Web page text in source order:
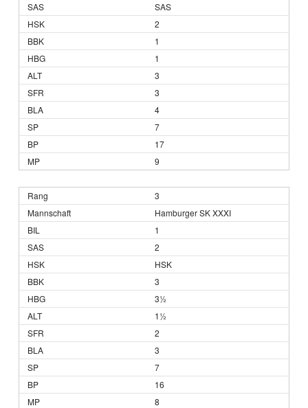
SAS
2
1
1
3
3
4
7
17
9
3
Hamburger SK XXXI
1
2
HSK
3
3½
1½
2
3
7
16
8